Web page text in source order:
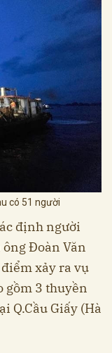
có 51 người
định người
Đoàn Văn
xảy ra vụ
gồm 3 thuyền
Q.Cầu Giấy (Hà